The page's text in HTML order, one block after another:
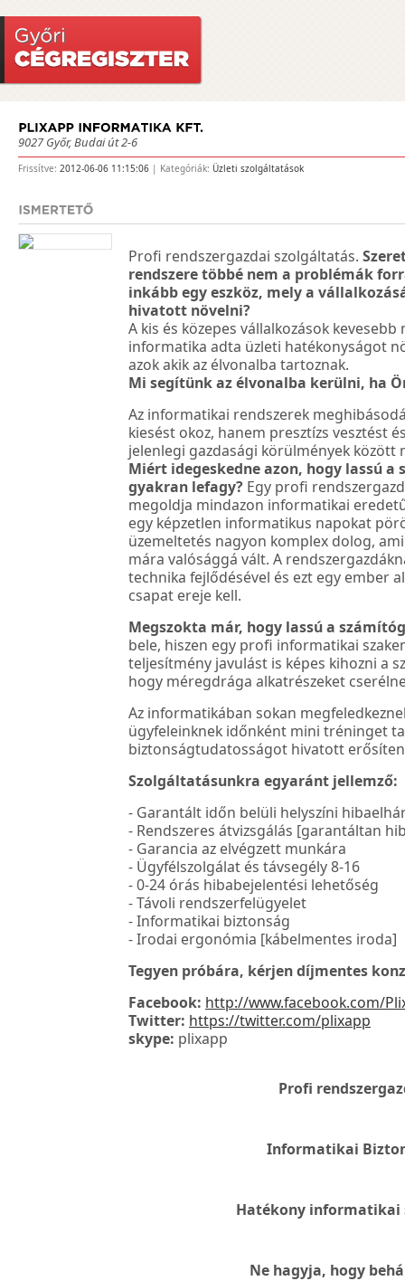
9027 Győr, Budai út 2-6
Frissítve: 2012-06-06 11:15:06 | Kategóriák: Üzleti szolgáltatások
Profi rendszergazdai szolgáltatás.
rendszere többé nem a problémák
inkább egy eszköz, mely a
hivatott növelni?
A kis és közepes vállalkozások
informatika adta üzleti hatékonyságot
azok akik az élvonalba tartoznak.
Mi segítünk az élvonalba kerülni, ha
Az informatikai rendszerek
kiesést okoz, hanem presztízs vesztést
jelenlegi gazdasági körülmények között
Miért idegeskedne azon, hogy lassú a
gyakran lefagy? Egy profi
megoldja mindazon informatikai
egy képzetlen informatikus napokat
üzemeltetés nagyon komplex dolog,
mára valósággá vált. A
technika fejlődésével és ezt egy ember
csapat ereje kell.
Megszokta már, hogy lassú a
bele, hiszen egy profi informatikai
teljesítmény javulást is képes kihozni a
hogy méregdrága alkatrészeket
Az informatikában sokan
ügyfeleinknek időnként mini tréninget
biztonságtudatosságot hivatott
Szolgáltatásunkra egyaránt jellemző:
- Garantált időn belüli helyszíni
- Rendszeres átvizsgálás [garantáltan
- Garancia az elvégzett munkára
- Ügyfélszolgálat és távsegély 8-16
- 0-24 órás hibabejelentési lehetőség
- Távoli rendszerfelügyelet
- Informatikai biztonság
- Irodai ergonómia [kábelmentes iroda]
Tegyen próbára, kérjen díjmentes
Facebook: http://www.facebook.com/
Twitter: https://twitter.com/plixapp
skype: plixapp
Profi
Informatikai
Hatékony informatikai
Ne hagyja, hogy